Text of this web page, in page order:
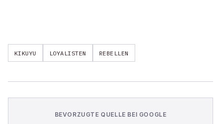
KIKUYU LOYALISTEN REBELLEN
BEVORZUGTE QUELLE BEI GOOGLE